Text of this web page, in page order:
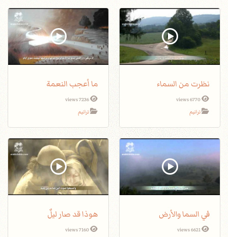
نظرت من السماء
6770 views
ترانيم
ما أعجب النعمة
7236 views
ترانيم
في السما والأرض
6621 views
هوذا قد صار ليلٌ
7160 views